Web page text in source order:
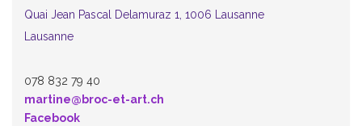
Quai Jean Pascal Delamuraz 1, 1006 Lausanne
Lausanne
078 832 79 40
martine@broc-et-art.ch
Facebook